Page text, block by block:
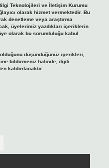
Teknolojileri ve İletişim Kurumu
olarak hizmet vermektedir. Bu
denetleme veya araştırma
üyelerimiz yazdıkları içeriklerin
olarak bu sorumluluğu kabul
düşündüğünüz içerikleri,
bildirmeniz halinde, ilgili
kaldırılacaktır.